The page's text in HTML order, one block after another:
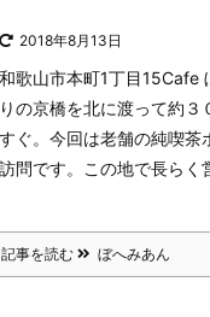
2018年8月13日
和歌山市本町1丁目15Cafe
りの京橋を北に渡って約３
すぐ。 今回は老舗の純喫茶
訪問です。
この地で長らく
記事を読む ぼへみあん